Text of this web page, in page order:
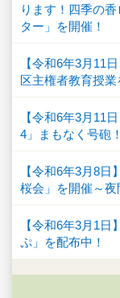
ります！四季の
ター」を開催！
【令和6年3月11
区主権者教育授業
【令和6年3月11
4」まもなく号砲！
【令和6年3月8
桜会」を開催～
【令和6年3月1
ぷ」を配布中！